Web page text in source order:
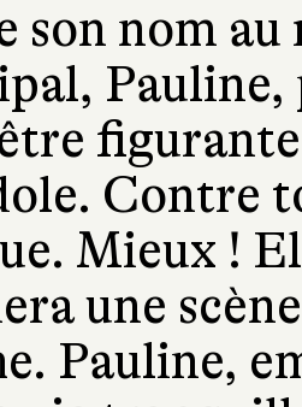
son nom
Pauline,
Contre
Mieux !
une
Pauline,